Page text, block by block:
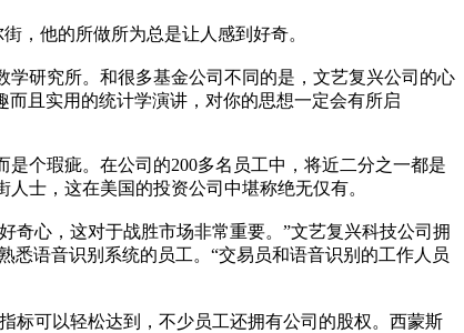
，他的所做所为总是让人感到好奇。
研究所。和很多基金公司不同的是，文艺复兴公司的心
且实用的统计学演讲，对你的思想一定会有所启
个瑕疵。在公司的200多名员工中，将近二分之一都是
士，这在美国的投资公司中堪称绝无仅有。
心，这对于战胜市场非常重要。”文艺复兴科技公司拥
悉语音识别系统的员工。“交易员和语音识别的工作人员
可以轻松达到，不少员工还拥有公司的股权。西蒙斯